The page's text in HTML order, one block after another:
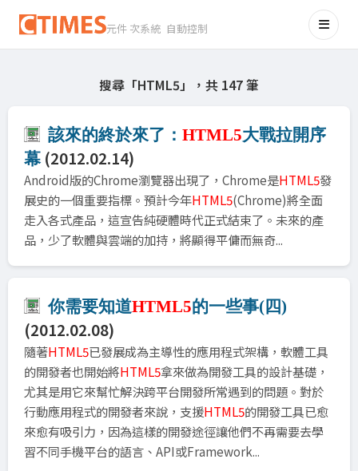
元件 次系統 自動控制
搜尋「HTML5」，共 147 筆
該來的終於來了： HTML5大戰拉開序
幕(2012.02.14)
Android版的Chrome瀏覽器出現了，Chrome是HTML5發
展史的一個重要指標。預計今年HTML5(Chrome)將全面
走入各式產品，這宣告純硬體時代正式結束了。未來的產
品，少了軟體與雲端的加持，將顯得平傭而無奇...
你需要知道HTML5的一些事(四)
(2012.02.08)
隨著HTML5已發展成為主導性的應用程式架構，軟體工具
的開發者也開始將HTML5拿來做為開發工具的設計基礎，
尤其是用它來幫忙解決跨平台開發所常遇到的問題。對於
行動應用程式的開發者來說，支援HTML5的開發工具已愈
來愈有吸引力，因為這樣的開發途徑讓他們不再需要去學
習不同手機平台的語言、API或Framework...